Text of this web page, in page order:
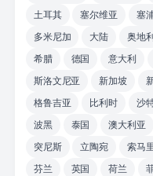
土耳其
塞尔维亚 塞
多米尼加
大陆 奥地
希腊
德国 意大利
斯洛文尼亚
新加坡
格鲁吉亚
比利时 沙
波黑
泰国 澳大利亚
突尼斯
立陶宛 索马
芬兰
英国 荷兰